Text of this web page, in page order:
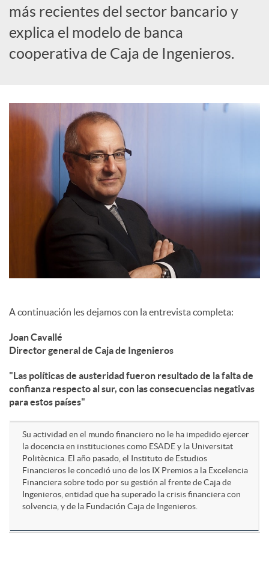
r
d
c
e
n
i
d
o
s
más recientes del sector bancario y
explica el modelo de banca
cooperativa de Caja de Ingenieros.
A continuación les dejamos con la entrevista completa:
Joan Cavallé
Director general de Caja de Ingenieros
"Las políticas de austeridad fueron resultado de la falta de
confianza respecto al sur, con las consecuencias negativas
para estos países"
Su actividad en el mundo financiero no le ha impedido ejercer
la docencia en instituciones como ESADE y la Universitat
Politècnica. El año pasado, el Instituto de Estudios
Financieros le concedió uno de los IX Premios a la Excelencia
Financiera sobre todo por su gestión al frente de Caja de
Ingenieros, entidad que ha superado la crisis financiera con
solvencia, y de la Fundación Caja de Ingenieros.